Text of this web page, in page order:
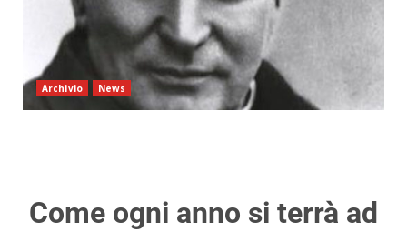
Archivio News
Come ogni anno si terrà ad